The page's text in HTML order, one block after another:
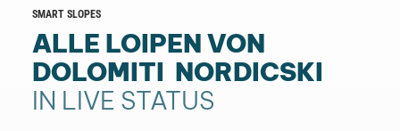
SMART SLOPES
ALLE LOIPEN VON
DOLOMITI NORDICSKI
IN LIVE STATUS